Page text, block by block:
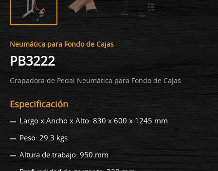
Neumática para Fondo de Cajas
PB3222
Grapadora de Pedal Neumática para Fondo de Cajas
Especificación
Largo x Ancho x Alto: 830 x 600 x 1245 mm
Peso: 29.3 kgs
Altura de trabajo: 950 mm